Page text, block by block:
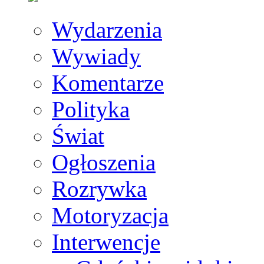
Wydarzenia
Wywiady
Komentarze
Polityka
Świat
Ogłoszenia
Rozrywka
Motoryzacja
Interwencje